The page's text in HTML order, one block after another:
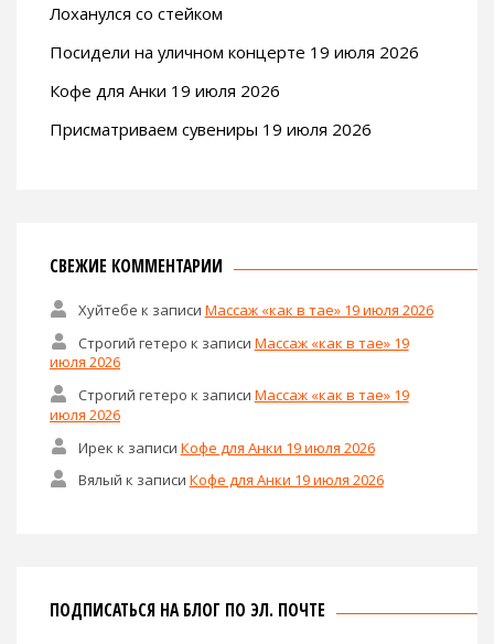
Лоханулся со стейком
Посидели на уличном концерте 19 июля 2026
Кофе для Анки 19 июля 2026
Присматриваем сувениры 19 июля 2026
СВЕЖИЕ КОММЕНТАРИИ
Хуйтебе к записи Массаж «как в тае» 19 июля 2026
Строгий гетеро к записи Массаж «как в тае» 19
июля 2026
Строгий гетеро к записи Массаж «как в тае» 19
июля 2026
Ирек к записи Кофе для Анки 19 июля 2026
Вялый к записи Кофе для Анки 19 июля 2026
ПОДПИСАТЬСЯ НА БЛОГ ПО ЭЛ. ПОЧТЕ